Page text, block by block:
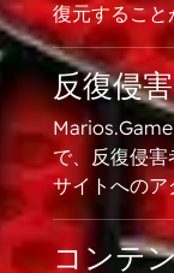
復元するこ
反復侵
で、反復侵
サイトへの
コンテ